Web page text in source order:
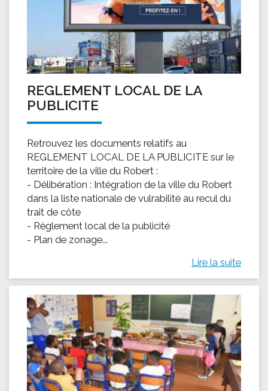
REGLEMENT LOCAL DE LA
PUBLICITE
Retrouvez les documents relatifs au
REGLEMENT LOCAL DE LA PUBLICITE sur le
territoire de la ville du Robert :
- Délibération : Intégration de la ville du Robert
dans la liste nationale de vulrabilité au recul du
trait de côte
- Règlement local de la publicité
- Plan de zonage...
Lire la suite